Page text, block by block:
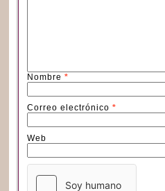
Nombre *
Correo electrónico *
Web